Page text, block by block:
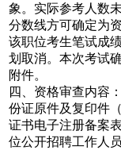
象。实际参考人数
分数线方可确定为
该职位考生笔试成
划取消。本次考试
附件。
四、资格审查内容
份证原件及复印件
证书电子注册备案
位公开招聘工作人